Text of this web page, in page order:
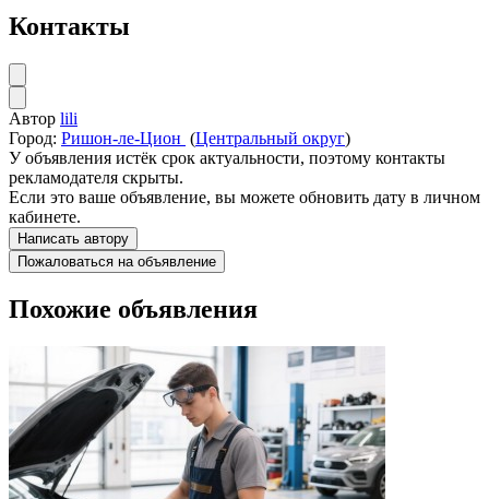
Контакты
Автор lili
Город: Ришон-ле-Цион (Центральный округ)
У объявления истёк срок актуальности, поэтому контакты
рекламодателя скрыты.
Если это ваше объявление, вы можете обновить дату в личном
кабинете.
Написать автору
Пожаловаться на объявление
Похожие объявления